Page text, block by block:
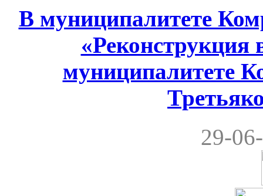
В муниципалитете
«Реконструкция
муниципалитете
29-